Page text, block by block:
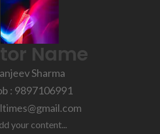
Name
Sharma
: 9897106991
your content...